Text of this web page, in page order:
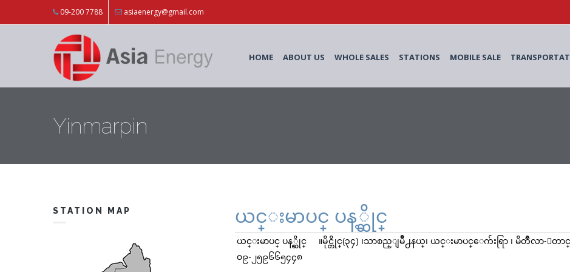
Skip to main content09-200 7788 asiaenergy@gmail.com
HOME ABOUT US WHOLE SALES STATIONS MOBILE SALE
Yinmarpin
STATION MAP ယင္းမာပင္ ပန့္ဆိုင္
ယင္းမာပင္ ပန့္ဆိုင္ ။မိုင္တိုင္(၃၄) ၊သာစည္ျမိဳ႕နယ္၊ ယင္းမာပင္ေက်းရြာ ၊ မိတၳီလာ-ေတ
၀၉-၂၅၉၆၆၅၄၄၈